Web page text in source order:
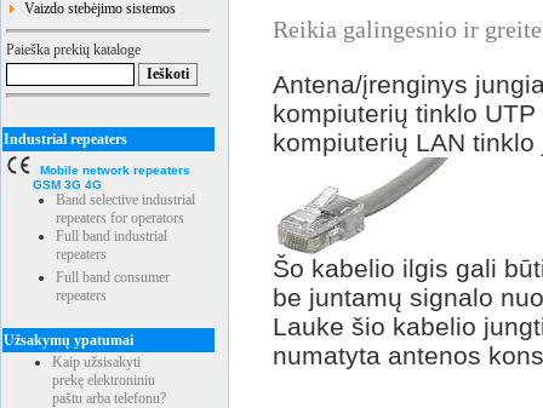
Vaizdo stebėjimo sistemos
Paieška prekių kataloge
Industrial repeaters
Mobile network repeaters
GSM 3G 4G
Band selective industrial
repeaters for operators
Full band industrial
repeaters
Full band consumer
repeaters
Užsakymų ypatumai
Kaip užsisakyti
prekę elektroniniu
paštu arba telefonu?
Reikia galingesnio ir
Antena/įrenginys
kompiuterių tinklo
kompiuterių LAN tinklo
Šo kabelio ilgis gali
be juntamų signalo
Lauke šio kabelio
numatyta antenos